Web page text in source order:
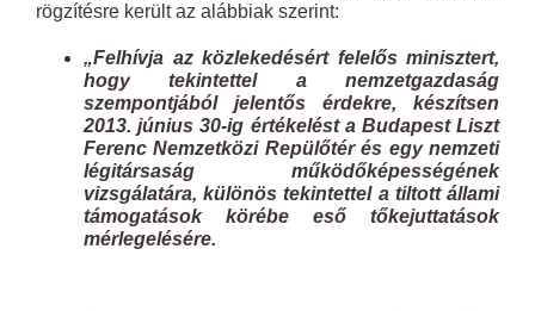
rögzítésre került az alábbiak szerint:
„Felhívja az közlekedésért felelős minisztert,
hogy tekintettel a nemzetgazdaság
szempontjából jelentős érdekre, készítsen
2013. június 30-ig értékelést a Budapest Liszt
Ferenc Nemzetközi Repülőtér és egy nemzeti
légitársaság működőképességének
vizsgálatára, különös tekintettel a tiltott állami
támogatások körébe eső tőkejuttatások
mérlegelésére.